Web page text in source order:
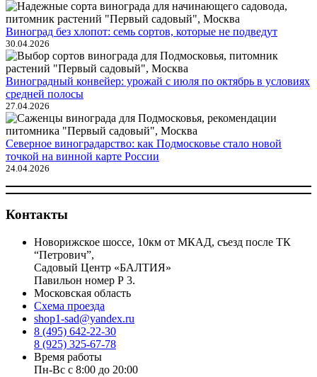
Виноград без хлопот: семь сортов, которые не подведут
30.04.2026
Виноградный конвейер: урожай с июля по октябрь в условиях
средней полосы
27.04.2026
Северное виноградарство: как Подмосковье стало новой
точкой на винной карте России
24.04.2026
Контакты
Новорижское шоссе, 10км от МКАД, съезд после ТК
“Петрович”,
Садовый Центр «БАЛТИЯ»
Павильон номер Р 3.
Московская область
Схема проезда
shop1-sad@yandex.ru
8 (495) 642-22-30
8 (925) 325-67-78
Время работы
Пн-Вс с 8:00 до 20:00